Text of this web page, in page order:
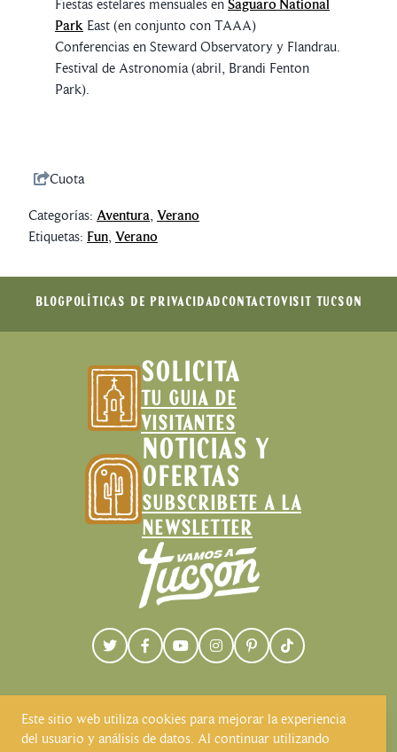
Fiestas estelares mensuales en Saguaro National
Park East (en conjunto con TAAA)
Conferencias en Steward Observatory y Flandrau.
Festival de Astronomía (abril, Brandi Fenton
Park).
Cuota
Categorías: Aventura, Verano
Etiquetas: Fun, Verano
BLOG POLÍTICAS DE PRIVACIDAD CONTACTOVISIT TUCSON
SOLICITA
TU GUIA DE
VISITANTES
NOTICIAS Y
OFERTAS
SUBSCRIBETE A LA
NEWSLETTER
Visit Tucson reconoce y respeta que
Este sitio web utiliza cookies para mejorar la experiencia
del usuario y análisis de datos. Al continuar utilizando